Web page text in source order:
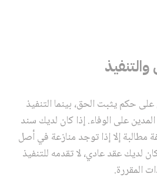
حكم يثبت الحق، بينما التنفيذ
على الوفاء. إذا كان لديك سند
مطالبة إلا إذا توجد منازعة في أصل
لديك عقد عادي، لا تقدمه للتنفيذ
المقررة.